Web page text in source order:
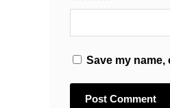
Save my